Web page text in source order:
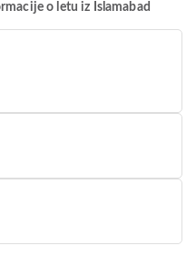
o letu iz Islamabad